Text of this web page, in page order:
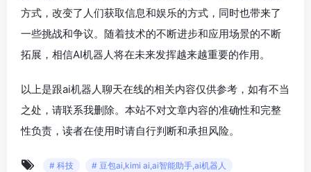
方式，改变了人们获取信息和娱乐的方式，同时也带来了
一些挑战和争议。随着技术的不断进步和应用场景的不断
拓展，相信AI机器人将在未来发挥越来越重要的作用。
以上是跟ai机器人聊天在线的相关内容仅供参考，如有不当
之处，请联系我删除。本站不对文章内容的准确性和完整
性负责，读者在使用时请自行判断和承担风险。
# 科技 # 豆包ai,kimi ai,ai智能助手,ai机器人